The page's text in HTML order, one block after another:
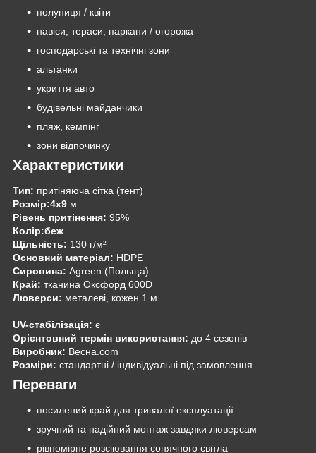
полуниця / квіти
навіси, тераси, паркани / огорожа
господарські та технічні зони
альтанки
укриття авто
будівельні майданчики
пляж, кемпінг
зони відпочинку
Характеристики
Тип: притіняюча сітка (тент)
Розмір:4х9 м
Рівень притінення: 95%
Колір:беж
Щільність: 130 г/м²
Основний матеріал: HDPE
Сировина: Agreen (Польща)
Край: тканина Оксфорд 600D
Люверси: металеві, кожен 1 м
UV-стабілізація: є
Орієнтовний термін використання: до 4 сезонів
Виробник: Весна.com
Розміри: стандартні / індивідуальні під замовлення
Переваги
посилений край для тривалої експлуатації
зручний та надійний монтаж завдяки люверсам
рівномірне розсіювання сонячного світла